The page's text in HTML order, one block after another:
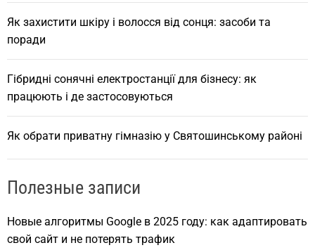
Як захистити шкіру і волосся від сонця: засоби та
поради
Гібридні сонячні електростанції для бізнесу: як
працюють і де застосовуються
Як обрати приватну гімназію у Святошинському районі
Полезные записи
Новые алгоритмы Google в 2025 году: как адаптировать
свой сайт и не потерять трафик